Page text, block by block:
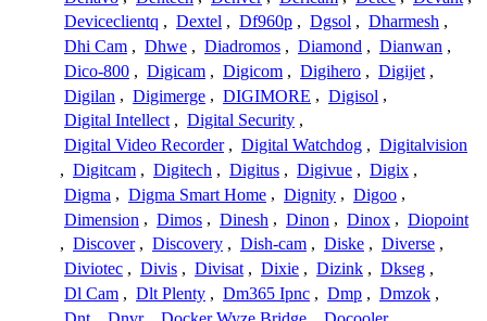
Deviceclientq , Dextel , Df960p , Dgsol , Dharmesh ,
Dhi Cam , Dhwe , Diadromos , Diamond , Dianwan ,
Dico-800 , Digicam , Digicom , Digihero , Digijet ,
Digilan , Digimerge , DIGIMORE , Digisol ,
Digital Intellect , Digital Security ,
Digital Video Recorder , Digital Watchdog , Digitalvision
, Digitcam , Digitech , Digitus , Digivue , Digix ,
Digma , Digma Smart Home , Dignity , Digoo ,
Dimension , Dimos , Dinesh , Dinon , Dinox , Diopoint
, Discover , Discovery , Dish-cam , Diske , Diverse ,
Diviotec , Divis , Divisat , Dixie , Dizink , Dkseg ,
Dl Cam , Dlt Plenty , Dm365 Ipnc , Dmp , Dmzok ,